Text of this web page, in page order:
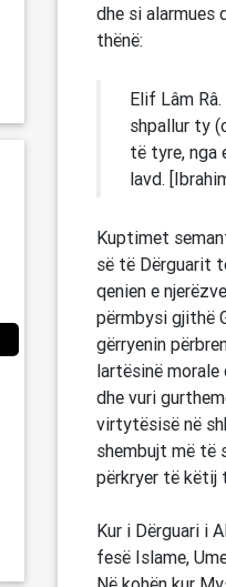
dhe si alarmues
thënë:
Elif Lâm
shpallur ty
të tyre, nga
lavd.
Kuptimet
së të Dërguarit
qenien e
përmbysi gjithë
gërryenin
lartësinë
dhe vuri
virtytësisë në
shembujt më të
përkryer të këtij
Kur i Dërguari i
fesë Islame,